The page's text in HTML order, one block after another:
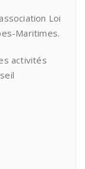
Loi
Maritimes.
activités